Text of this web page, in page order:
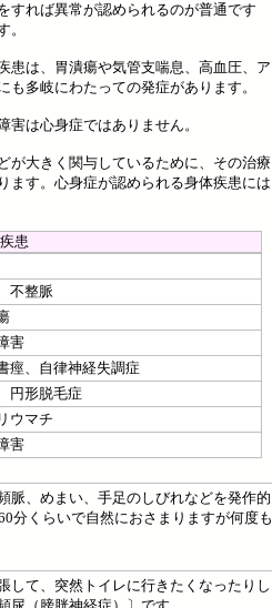
れば異常が認められるのが普通です
。
は、胃潰瘍や気管支喘息、高血圧、ア
多岐にわたっての発症があります。
は心身症ではありません。
大きく関与しているために、その治療
ます。心身症が認められる身体疾患には
患
不整脈
害
痙、自律神経失調症
円形脱毛症
ウマチ
害
、めまい、手足のしびれなどを発作的
分くらいで自然におさまりますが何度も
て、突然トイレに行きたくなったりし